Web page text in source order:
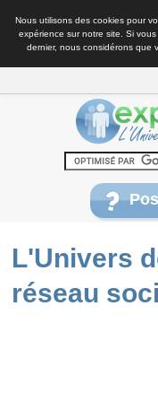
Nous utilisons des cookies pour
expérience sur notre site. Si
dernier, nous considérons que
L'Univers
réseau